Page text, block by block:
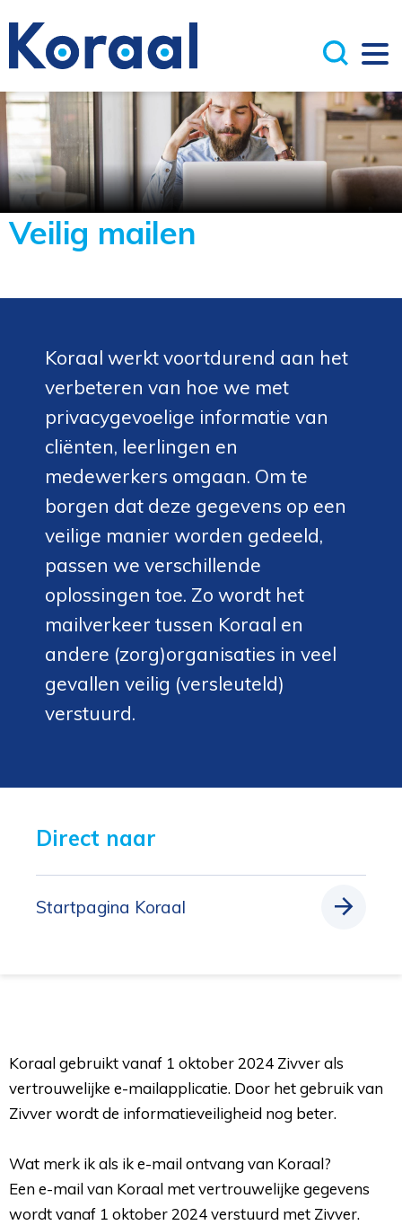
Veilig mailen
Koraal werkt voortdurend aan het
verbeteren van hoe we met
privacygevoelige informatie van
cliënten, leerlingen en
medewerkers omgaan. Om te
borgen dat deze gegevens op een
veilige manier worden gedeeld,
passen we verschillende
oplossingen toe. Zo wordt het
mailverkeer tussen Koraal en
andere (zorg)organisaties in veel
gevallen veilig (versleuteld)
verstuurd.
Direct naar
Startpagina Koraal
Koraal gebruikt vanaf 1 oktober 2024 Zivver als
vertrouwelijke e-mailapplicatie. Door het gebruik van
Zivver wordt de informatieveiligheid nog beter.
Wat merk ik als ik e-mail ontvang van Koraal?
Een e-mail van Koraal met vertrouwelijke gegevens
wordt vanaf 1 oktober 2024 verstuurd met Zivver.